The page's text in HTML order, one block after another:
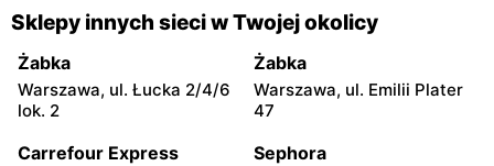
Al.Capone
Kielce, ul. Wapiennikowa 14
Al.Capone
Lublin, ul. Władysława
Kunickiego 161
Al.Capone
Waszyngtona 29
Al.Capone
Nowowarszawska 1a
Sklepy innych sieci w Twojej okolicy
Żabka
Warszawa, ul. Łucka 2/4/6
lok. 2
Żabka
Warszawa, ul. Emilii Plater
47
Carrefour Express Sephora